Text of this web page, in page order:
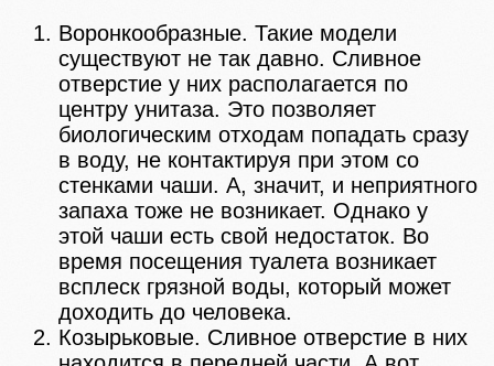
Воронкообразные. Такие модели
существуют не так давно. Сливное
отверстие у них располагается по
центру унитаза. Это позволяет
биологическим отходам попадать сразу
в воду, не контактируя при этом со
стенками чаши. А, значит, и неприятного
запаха тоже не возникает. Однако у
этой чаши есть свой недостаток. Во
время посещения туалета возникает
всплеск грязной воды, который может
доходить до человека.
Козырьковые. Сливное отверстие в них